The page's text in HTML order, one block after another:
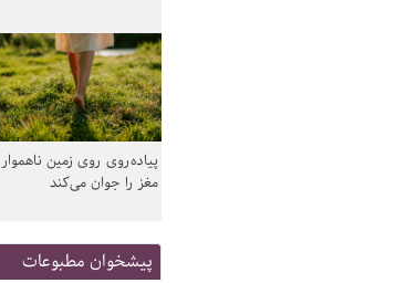
پیاده‌روی روی زمین ناهموار
مغز را جوان می‌کند
پیشخوان مطبوعات